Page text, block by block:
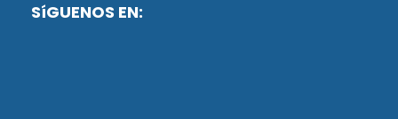
SíGUENOS EN: